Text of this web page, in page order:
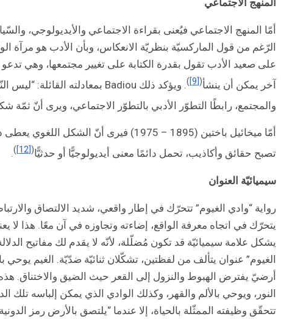
أمّا المنهج الاجتماعي فيُعنى بقراءة الاجتماعي والأيديولوجي،
الرّغم من قول الماركسيّة بنظريّة الانعكاس، وبأن الأدب هو مرآة
على صعيد الأدب تقول بقدرة الكتابة على تغيير مجتمعها، وهي
آخر يمكن أن ينشأ(
). ويؤكد ذلك Badiou بمعادلته القائلة: “ليس النّص انعكاسًا للواقع، إنّه واقع الإنعكاس”
والمجتمع، رابطًا التطوّر الأدبي بالتطوّر الاجتماعي، ويرى أنّ ثمّة
أمّا ميخائيل باختين (1895 – 1975)
تصبح حقائق وأكاذيب، تحمل دائمًا معنى أيديولوجيًّا أو حدثيًّا(
)
.
سيميائيّة العنوان
رواية “وادي الغيوم” تتحرّك في إطار واقعي، شديد الالتصاق
يتحرّك في اتجاه معرفة الواقع، إضاءته وتجاوزه في آن معًا. هذا لا
يشكل علامة سيميائيّة قد تكون مُضلّلة، لأنّه لا يقدم لك مفاتيح
الغيوم” عنوان يتألف من لفظتين، تشكّلان ثنائيّة ضدّيّة. الغيم يوحي
أرضيّ يفترض الهبوط والنزول إلى القعر حيث الضيق والاختناق. هذه
النور، ويوحي بالألم والقهر، وكذلك الوادي الذي يمكن إلباسه تلك
تتحقّق وظيفته الممثّلة بالحياة، إلا عندما “يلتصق بالأرض رمز